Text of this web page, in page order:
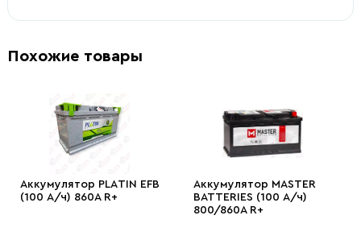
Похожие товары
Аккумулятор PLАTIN EFB
(100 А/ч) 860A R+
Аккумулятор MАSTER
BATTERIES (100 А/ч)
800/860A R+